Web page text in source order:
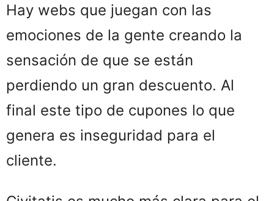
Hay webs que juegan con las
emociones de la gente creando la
sensación de que se están
perdiendo un gran descuento. Al
final este tipo de cupones lo que
genera es inseguridad para el
cliente.